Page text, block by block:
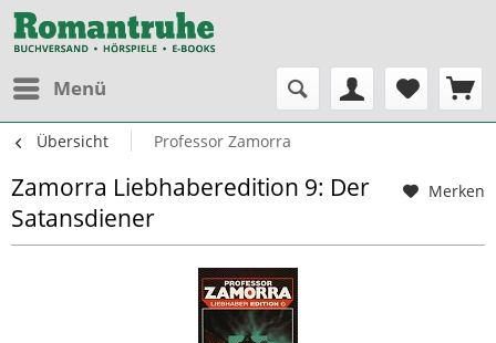
Menü
Übersicht Professor Zamorra
Merken
Zamorra Liebhaberedition 9: Der
Satansdiener